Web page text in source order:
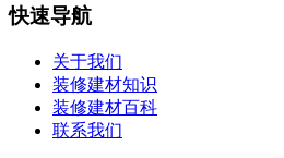
快速导航
关于我们
装修建材知识
装修建材百科
联系我们